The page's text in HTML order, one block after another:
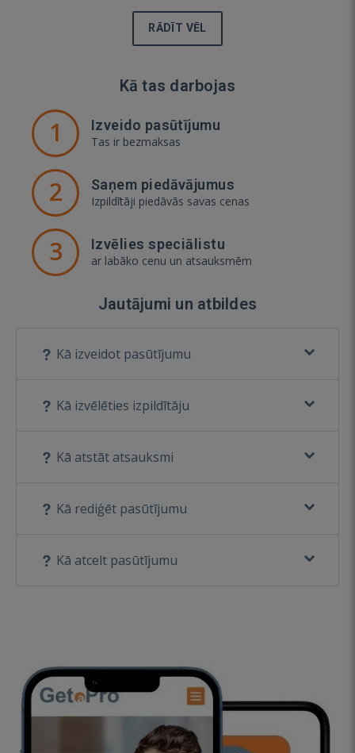
RĀDĪT VĒL
Kā tas darbojas
1 Izveido pasūtījumu
Tas ir bezmaksas
2 Saņem piedāvājumus
Izpildītāji piedāvās savas cenas
3 Izvēlies speciālistu
ar labāko cenu un atsauksmēm
Jautājumi un atbildes
Kā izveidot pasūtījumu
Kā izvēlēties izpildītāju
Kā atstāt atsauksmi
Kā rediģēt pasūtījumu
Kā atcelt pasūtījumu